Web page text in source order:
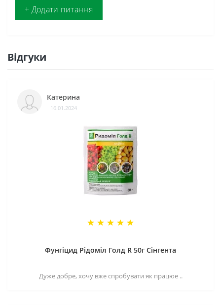
+ Додати питання
Відгуки
Катерина
16.01.2024
Фунгіцид Рідоміл Голд R 50г Сінгента
Дуже добре, хочу вже спробувати як працюе ..